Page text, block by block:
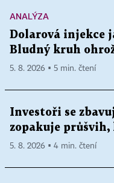
ANALÝZA
Dolarová injekce
Bludný kruh
5. 8. 2026 ▪ 5 min. čtení
Investoři se
zopakuje
5. 8. 2026 ▪ 4 min. čtení